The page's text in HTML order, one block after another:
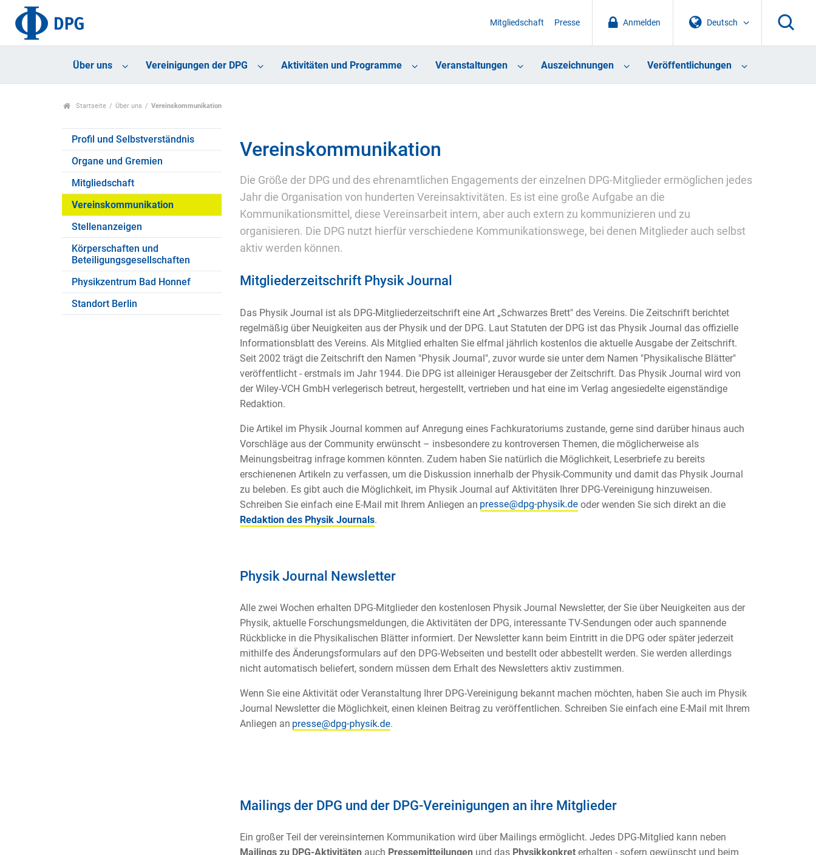
Deutsch
Anmelden
Mitgliedschaft Presse
Über uns Vereinigungen der DPG Aktivitäten und Programme Veranstaltungen Auszeichnungen Veröffentlichungen
Startseite Über uns Vereinskommunikation
Profil und Selbstverständnis
Organe und Gremien
Mitgliedschaft
Vereinskommunikation
Stellenanzeigen
Körperschaften und
Beteiligungsgesellschaften
Physikzentrum Bad Honnef
Standort Berlin
Vereinskommunikation
Die Größe der DPG und des ehrenamtlichen Engagements der einzelnen DPG-Mitglieder ermöglichen jedes
Jahr die Organisation von hunderten Vereinsaktivitäten. Es ist eine große Aufgabe an die
Kommunikationsmittel, diese Vereinsarbeit intern, aber auch extern zu kommunizieren und zu
organisieren. Die DPG nutzt hierfür verschiedene Kommunikationswege, bei denen Mitglieder auch selbst
aktiv werden können.
Mitgliederzeitschrift Physik Journal
Das Physik Journal ist als DPG-Mitgliederzeitschrift eine Art „Schwarzes Brett" des Vereins. Die Zeitschrift berichtet
regelmäßig über Neuigkeiten aus der Physik und der DPG. Laut Statuten der DPG ist das Physik Journal das offizielle
Informationsblatt des Vereins. Als Mitglied erhalten Sie elfmal jährlich kostenlos die aktuelle Ausgabe der Zeitschrift.
Seit 2002 trägt die Zeitschrift den Namen "Physik Journal", zuvor wurde sie unter dem Namen "Physikalische Blätter"
veröffentlicht - erstmals im Jahr 1944. Die DPG ist alleiniger Herausgeber der Zeitschrift. Das Physik Journal wird von
der Wiley-VCH GmbH verlegerisch betreut, hergestellt, vertrieben und hat eine im Verlag angesiedelte eigenständige
Redaktion.
Die Artikel im Physik Journal kommen auf Anregung eines Fachkuratoriums zustande, gerne sind darüber hinaus auch
Vorschläge aus der Community erwünscht – insbesondere zu kontroversen Themen, die möglicherweise als
Meinungsbeitrag infrage kommen könnten. Zudem haben Sie natürlich die Möglichkeit, Leserbriefe zu bereits
erschienenen Artikeln zu verfassen, um die Diskussion innerhalb der Physik-Community und damit das Physik Journal
zu beleben. Es gibt auch die Möglichkeit, im Physik Journal auf Aktivitäten Ihrer DPG-Vereinigung hinzuweisen.
Schreiben Sie einfach eine E-Mail mit Ihrem Anliegen an
oder wenden Sie sich direkt an die
Redaktion des Physik Journals.
Physik Journal Newsletter
Alle zwei Wochen erhalten DPG-Mitglieder den kostenlosen Physik Journal Newsletter, der Sie über Neuigkeiten aus der
Physik, aktuelle Forschungsmeldungen, die Aktivitäten der DPG, interessante TV-Sendungen oder auch spannende
Rückblicke in die Physikalischen Blätter informiert. Der Newsletter kann beim Eintritt in die DPG oder später jederzeit
mithilfe des Änderungsformulars auf den DPG-Webseiten und bestellt oder abbestellt werden. Sie werden allerdings
nicht automatisch beliefert, sondern müssen dem Erhalt des Newsletters aktiv zustimmen.
Wenn Sie eine Aktivität oder Veranstaltung Ihrer DPG-Vereinigung bekannt machen möchten, haben Sie auch im Physik
Journal Newsletter die Möglichkeit, einen kleinen Beitrag zu veröffentlichen. Schreiben Sie einfach eine E-Mail mit Ihrem
Anliegen an
.
Mailings der DPG und der DPG-Vereinigungen an ihre Mitglieder
Ein großer Teil der vereinsinternen Kommunikation wird über Mailings ermöglicht. Jedes DPG-Mitglied kann neben
Mailings zu DPG-Aktivitäten auch Pressemitteilungen und das Physikkonkreterhalten - sofern gewünscht und beim